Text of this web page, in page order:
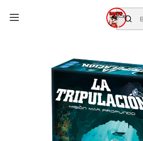
CATALOGO JUEGOS
La Tripulacion - Misión